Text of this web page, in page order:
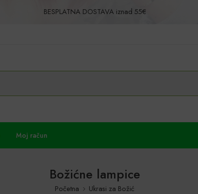
BESPLATNA DOSTAVA iznad 55€
Moj račun
Božićne lampice
Početna Ukrasi za Božić